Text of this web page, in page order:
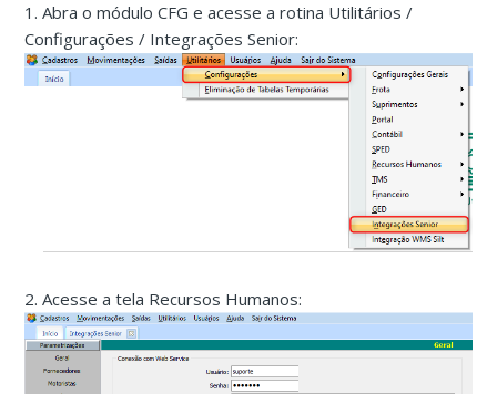
1. Abra o módulo CFG e acesse a rotina Utilitários /
Configurações / Integrações Senior:
2. Acesse a tela Recursos Humanos: